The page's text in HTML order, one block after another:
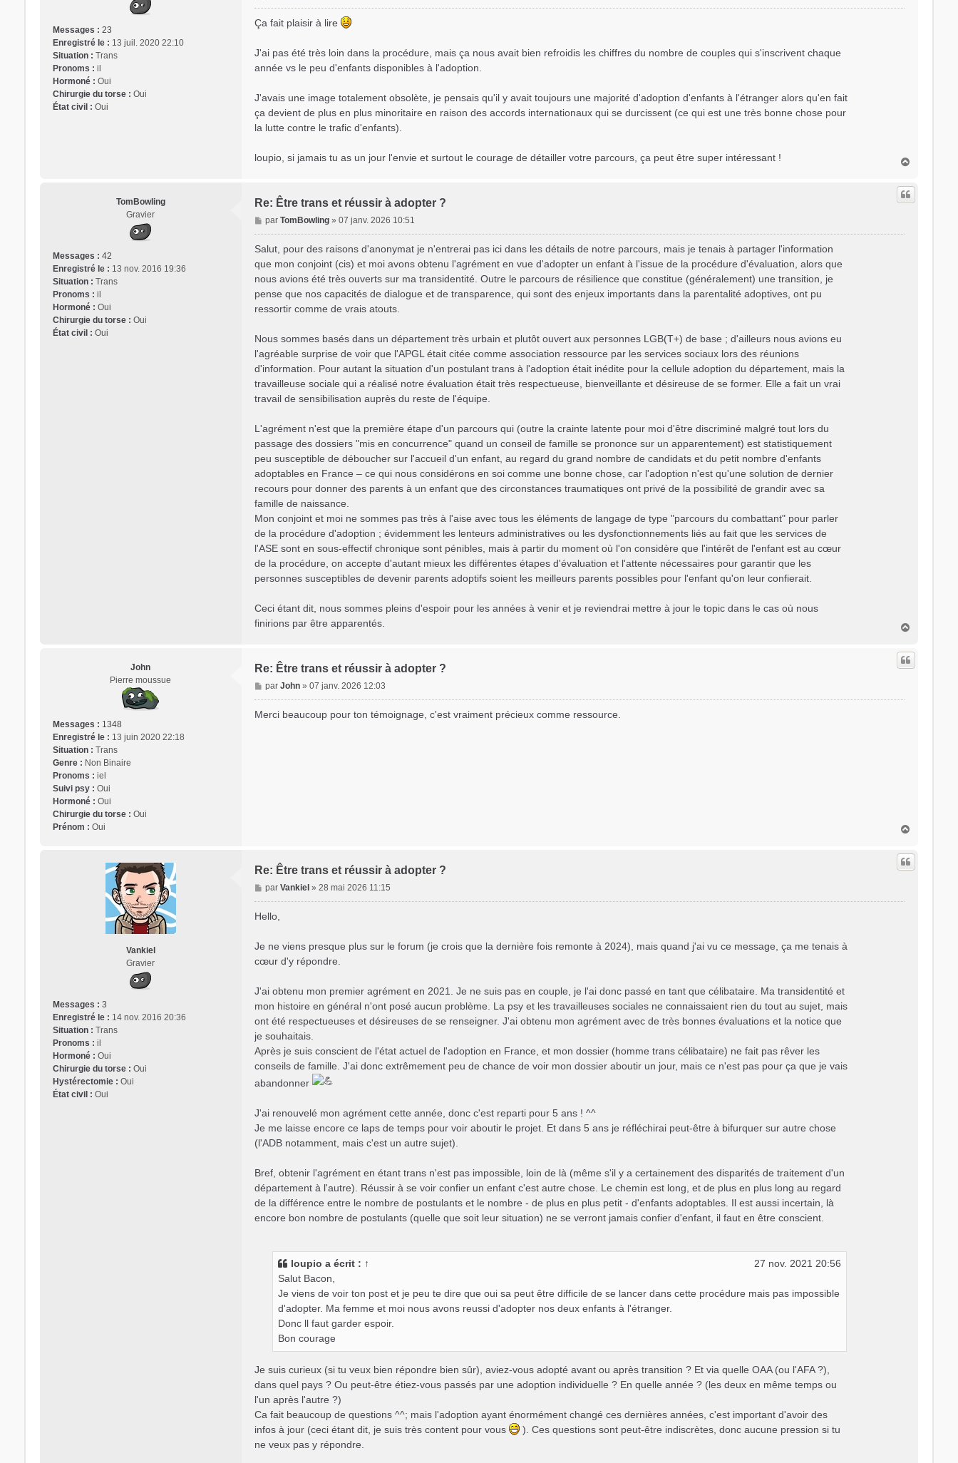
Messages : 23
Enregistré le : 13 juil. 2020 22:10
Situation : Trans
Pronoms : il
Hormoné : Oui
Chirurgie du torse : Oui
État civil : Oui
e
g
e
Ça fait plaisir à lire
J'ai pas été très loin dans la procédure, mais ça nous avait bien refroidis les chiffres du nombre de couples qui s'inscrivent chaque
année vs le peu d'enfants disponibles à l'adoption.
J'avais une image totalement obsolète, je pensais qu'il y avait toujours une majorité d'adoption d'enfants à l'étranger alors qu'en fait
ça devient de plus en plus minoritaire en raison des accords internationaux qui se durcissent (ce qui est une très bonne chose pour
la lutte contre le trafic d'enfants).
loupio, si jamais tu as un jour l'envie et surtout le courage de détailler votre parcours, ça peut être super intéressant !
u
TomBowling
Gravier
Messages : 42
Enregistré le : 13 nov. 2016 19:36
Situation : Trans
Pronoms : il
Hormoné : Oui
Chirurgie du torse : Oui
État civil : Oui
Re: Être trans et réussir à adopter ?
M
e
a
g
e
parTomBowling »07 janv. 2026 10:51
Salut, pour des raisons d'anonymat je n'entrerai pas ici dans les détails de notre parcours, mais je tenais à partager l'information
que mon conjoint (cis) et moi avons obtenu l'agrément en vue d'adopter un enfant à l'issue de la procédure d'évaluation, alors que
nous avions été très ouverts sur ma transidentité. Outre le parcours de résilience que constitue (généralement) une transition, je
pense que nos capacités de dialogue et de transparence, qui sont des enjeux importants dans la parentalité adoptives, ont pu
ressortir comme de vrais atouts.
Nous sommes basés dans un département très urbain et plutôt ouvert aux personnes LGB(T+) de base ; d'ailleurs nous avions eu
l'agréable surprise de voir que l'APGL était citée comme association ressource par les services sociaux lors des réunions
d'information. Pour autant la situation d'un postulant trans à l'adoption était inédite pour la cellule adoption du département, mais la
travailleuse sociale qui a réalisé notre évaluation était très respectueuse, bienveillante et désireuse de se former. Elle a fait un vrai
travail de sensibilisation auprès du reste de l'équipe.
L'agrément n'est que la première étape d'un parcours qui (outre la crainte latente pour moi d'être discriminé malgré tout lors du
passage des dossiers "mis en concurrence" quand un conseil de famille se prononce sur un apparentement) est statistiquement
peu susceptible de déboucher sur l'accueil d'un enfant, au regard du grand nombre de candidats et du petit nombre d'enfants
adoptables en France – ce qui nous considérons en soi comme une bonne chose, car l'adoption n'est qu'une solution de dernier
recours pour donner des parents à un enfant que des circonstances traumatiques ont privé de la possibilité de grandir avec sa
famille de naissance.
Mon conjoint et moi ne sommes pas très à l'aise avec tous les éléments de langage de type "parcours du combattant" pour parler
de la procédure d'adoption ; évidemment les lenteurs administratives ou les dysfonctionnements liés au fait que les services de
l'ASE sont en sous-effectif chronique sont pénibles, mais à partir du moment où l'on considère que l'intérêt de l'enfant est au cœur
de la procédure, on accepte d'autant mieux les différentes étapes d'évaluation et l'attente nécessaires pour garantir que les
personnes susceptibles de devenir parents adoptifs soient les meilleurs parents possibles pour l'enfant qu'on leur confierait.
Ceci étant dit, nous sommes pleins d'espoir pour les années à venir et je reviendrai mettre à jour le topic dans le cas où nous
finirions par être apparentés.
u
John
Pierre moussue
Messages : 1348
Enregistré le : 13 juin 2020 22:18
Situation : Trans
Genre : Non Binaire
Pronoms : iel
Suivi psy : Oui
Hormoné : Oui
Chirurgie du torse : Oui
Prénom : Oui
Re: Être trans et réussir à adopter ?
M
e
parJohn »07 janv. 2026 12:03
Merci beaucoup pour ton témoignage, c'est vraiment précieux comme ressource.
u
Vankiel
Gravier
Messages : 3
Enregistré le : 14 nov. 2016 20:36
Situation : Trans
Pronoms : il
Hormoné : Oui
Chirurgie du torse : Oui
Hystérectomie : Oui
État civil : Oui
Re: Être trans et réussir à adopter ?
M
e
g
e
parVankiel » 28 mai 2026 11:15
Hello,
Je ne viens presque plus sur le forum (je crois que la dernière fois remonte à 2024), mais quand j'ai vu ce message, ça me tenais à
cœur d'y répondre.
J'ai obtenu mon premier agrément en 2021. Je ne suis pas en couple, je l'ai donc passé en tant que célibataire. Ma transidentité et
mon histoire en général n'ont posé aucun problème. La psy et les travailleuses sociales ne connaissaient rien du tout au sujet, mais
ont été respectueuses et désireuses de se renseigner. J'ai obtenu mon agrément avec de très bonnes évaluations et la notice que
je souhaitais.
Après je suis conscient de l'état actuel de l'adoption en France, et mon dossier (homme trans célibataire) ne fait pas rêver les
conseils de famille. J'ai donc extrêmement peu de chance de voir mon dossier aboutir un jour, mais ce n'est pas pour ça que je vais
abandonner
J'ai renouvelé mon agrément cette année, donc c'est reparti pour 5 ans ! ^^
Je me laisse encore ce laps de temps pour voir aboutir le projet. Et dans 5 ans je réfléchirai peut-être à bifurquer sur autre chose
(l'ADB notamment, mais c'est un autre sujet).
Bref, obtenir l'agrément en étant trans n'est pas impossible, loin de là (même s'il y a certainement des disparités de traitement d'un
département à l'autre). Réussir à se voir confier un enfant c'est autre chose. Le chemin est long, et de plus en plus long au regard
de la différence entre le nombre de postulants et le nombre - de plus en plus petit - d'enfants adoptables. Il est aussi incertain, là
encore bon nombre de postulants (quelle que soit leur situation) ne se verront jamais confier d'enfant, il faut en être conscient.
loupio a écrit : ↑
27 nov. 2021 20:56
Salut Bacon,
Je viens de voir ton post et je peu te dire que oui sa peut être difficile de se lancer dans cette procédure mais pas impossible
d'adopter. Ma femme et moi nous avons reussi d'adopter nos deux enfants à l'étranger.
Donc ll faut garder espoir.
Bon courage
Je suis curieux (si tu veux bien répondre bien sûr), aviez-vous adopté avant ou après transition ? Et via quelle OAA (ou l'AFA ?),
dans quel pays ? Ou peut-être étiez-vous passés par une adoption individuelle ? En quelle année ? (les deux en même temps ou
l'un après l'autre ?)
Ca fait beaucoup de questions ^^; mais l'adoption ayant énormément changé ces dernières années, c'est important d'avoir des
infos à jour (ceci étant dit, je suis très content pour vous
). Ces questions sont peut-être indiscrètes, donc aucune pression si tu
ne veux pas y répondre.